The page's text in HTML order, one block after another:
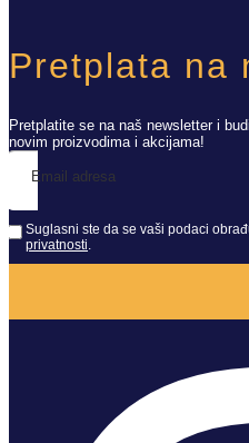
Pretplata na
Pretplatite se na naš newsletter i
novim proizvodima i akcijama!
Email adresa
Suglasni ste da se vaši podaci
privatnosti